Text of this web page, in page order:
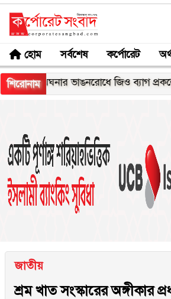
হোম সর্বশেষ কর্পোরেট
শিরোনাম
মেঘনার ভাঙনরোধে জিও ব্যাগ প্রকল্পে
জাতীয়
শ্রম খাত সংস্কারের অঙ্গীকার